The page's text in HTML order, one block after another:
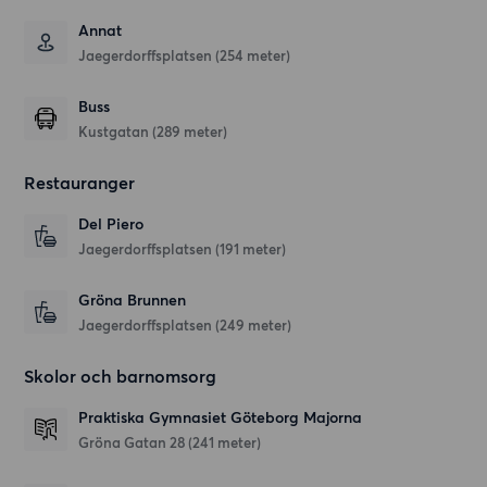
Annat
Jaegerdorffsplatsen (254 meter)
Buss
Kustgatan (289 meter)
Restauranger
Del Piero
Jaegerdorffsplatsen (191 meter)
Gröna Brunnen
Jaegerdorffsplatsen (249 meter)
Skolor och barnomsorg
Praktiska Gymnasiet Göteborg Majorna
Gröna Gatan 28 (241 meter)